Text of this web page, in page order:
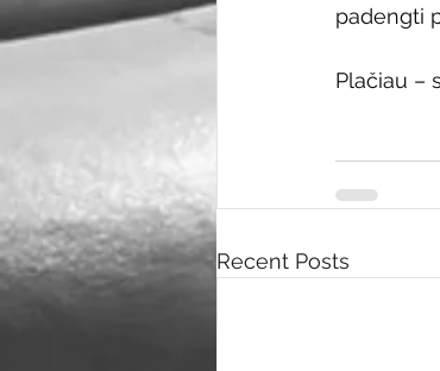
padengti
Plačiau –
Recent Posts